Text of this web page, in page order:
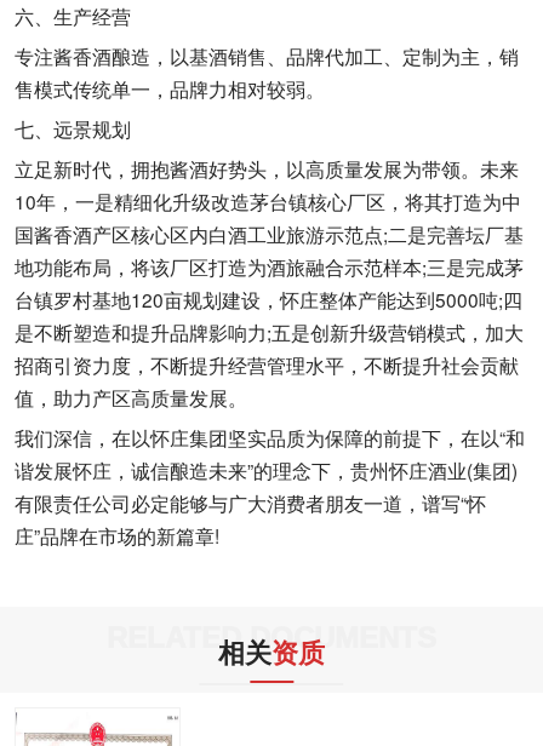
六、生产经营
专注酱香酒酿造，以基酒销售、品牌代加工、定制为主，销
售模式传统单一，品牌力相对较弱。
七、远景规划
立足新时代，拥抱酱酒好势头，以高质量发展为带领。未来
10年，一是精细化升级改造茅台镇核心厂区，将其打造为中
国酱香酒产区核心区内白酒工业旅游示范点;二是完善坛厂基
地功能布局，将该厂区打造为酒旅融合示范样本;三是完成茅
台镇罗村基地120亩规划建设，怀庄整体产能达到5000吨;四
是不断塑造和提升品牌影响力;五是创新升级营销模式，加大
招商引资力度，不断提升经营管理水平，不断提升社会贡献
值，助力产区高质量发展。
我们深信，在以怀庄集团坚实品质为保障的前提下，在以“和
谐发展怀庄，诚信酿造未来”的理念下，贵州怀庄酒业(集团)
有限责任公司必定能够与广大消费者朋友一道，谱写“怀
庄”品牌在市场的新篇章!
RELATED DOCUMENTS
相关资质